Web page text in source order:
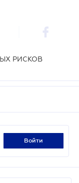
РИСКОВ
войти